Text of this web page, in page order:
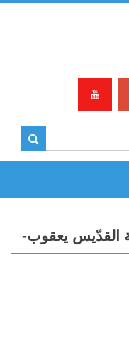
القدّيس يعقوب-